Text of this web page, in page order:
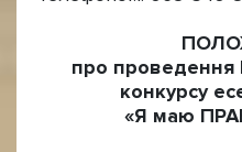
про проведення
конкурсу
«Я маю